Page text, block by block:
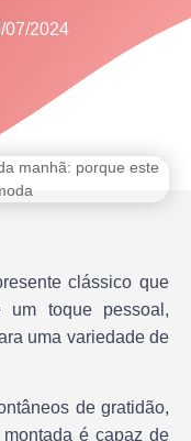
07/2024
clássico que
um toque pessoal,
uma variedade de
de gratidão,
é capaz de